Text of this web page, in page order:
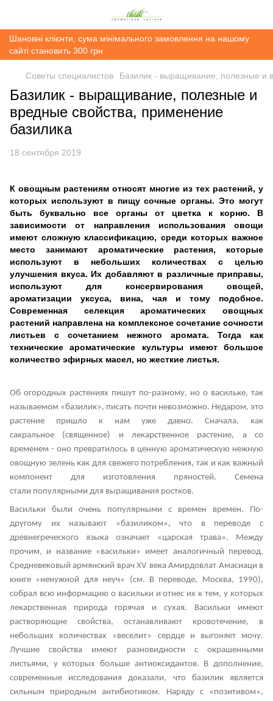
Шановні клієнти, сума мінімального замовлення на нашому
сайті становить 300 грн
Советы специалистов Базилик - выращивание, полезные и
Базилик - выращивание, полезные и
вредные свойства, применение
базилика
18 сентября 2019
К овощным растениям относят многие из тех растений, у
которых используют в пищу сочные органы. Это могут
быть буквально все органы от цветка к корню. В
зависимости от направления использования овощи
имеют сложную классификацию, среди которых важное
место занимают ароматические растения, которые
используют в небольших количествах с целью
улучшения вкуса. Их добавляют в различные приправы,
используют для консервирования овощей,
ароматизации уксуса, вина, чая и тому подобное.
Современная селекция ароматических овощных
растений направлена ​​на комплексное сочетание сочности
листьев с сочетанием нежного аромата. Тогда как
технические ароматические культуры имеют большое
количество эфирных масел, но жесткие листья.
Об огородных растениях пишут по-разному, но о васильке, так
называемом «базилик», писать почти невозможно. Недаром, это
растение пришло к нам уже давно. Сначала, как
сакральное (священное) и лекарственное растение, а со
временем - оно превратилось в ценную ароматическую нежную
овощную зелень как для свежего потребления, так и как важный
компонент для изготовления пряностей. Семена
стали популярными для выращивания ростков.
Васильки были очень популярными с времен времен. По-
другому их называют «базиликом», что в переводе с
древнегреческого языка означает «царская трава». Между
прочим, и название «васильки» имеет аналогичный перевод.
Средневековый армянский врач XV века Амирдовлат Амасиаци в
книге «ненужной для неуч» (см. В переводе, Москва, 1990),
собрал всю информацию о васильки и отнес их к тем, у которых
лекарственная природа горячая и сухая. Васильки имеют
растворяющие свойства, останавливают кровотечение, в
небольших количествах «веселит» сердце и выгоняет мочу.
Лучшие свойства имеют разновидности с окрашенными
листьями, у которых больше антиоксидантов. В дополнение,
современные исследования доказали, что базилик является
сильным природным антибиотиком. Наряду с «позитивом»,